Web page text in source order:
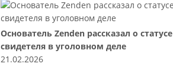
Основатель Zenden рассказал о статусе
свидетеля в уголовном деле
21.02.2026